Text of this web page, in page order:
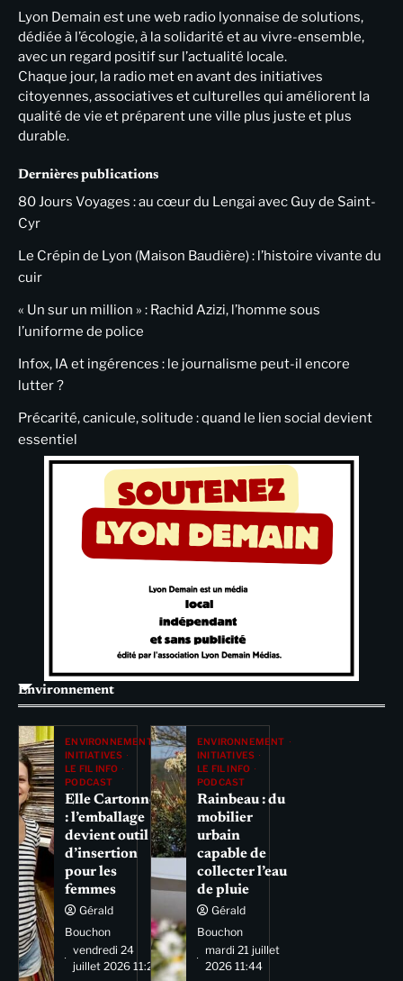
Lyon Demain est une web radio lyonnaise de solutions,
dédiée à l’écologie, à la solidarité et au vivre-ensemble,
avec un regard positif sur l’actualité locale.
Chaque jour, la radio met en avant des initiatives
citoyennes, associatives et culturelles qui améliorent la
qualité de vie et préparent une ville plus juste et plus
durable.
Dernières publications
80 Jours Voyages : au cœur du Lengai avec Guy de Saint-
Cyr
Le Crépin de Lyon (Maison Baudière) : l’histoire vivante du
cuir
« Un sur un million » : Rachid Azizi, l’homme sous
l’uniforme de police
Infox, IA et ingérences : le journalisme peut-il encore
lutter ?
Précarité, canicule, solitude : quand le lien social devient
essentiel
Environnement
ENVIRONNEMENT
INITIATIVES
LE FIL INFO
PODCAST
Elle Cartonne
: l’emballage
devient outil
d’insertion
pour les
femmes
Gérald
Bouchon
vendredi 24
juillet 2026 11:29
ENVIRONNEMENT
INITIATIVES
LE FIL INFO
PODCAST
Rainbeau : du
mobilier
urbain
capable de
collecter l’eau
de pluie
Gérald
Bouchon
mardi 21 juillet
2026 11:44